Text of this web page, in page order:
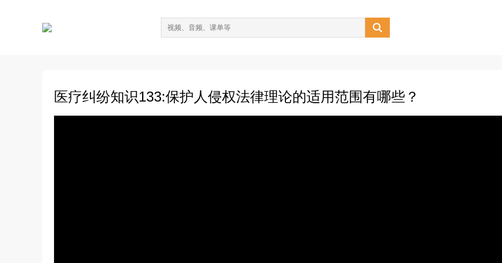

医疗纠纷知识133:保护人侵权法律理论的适用范围有哪些？